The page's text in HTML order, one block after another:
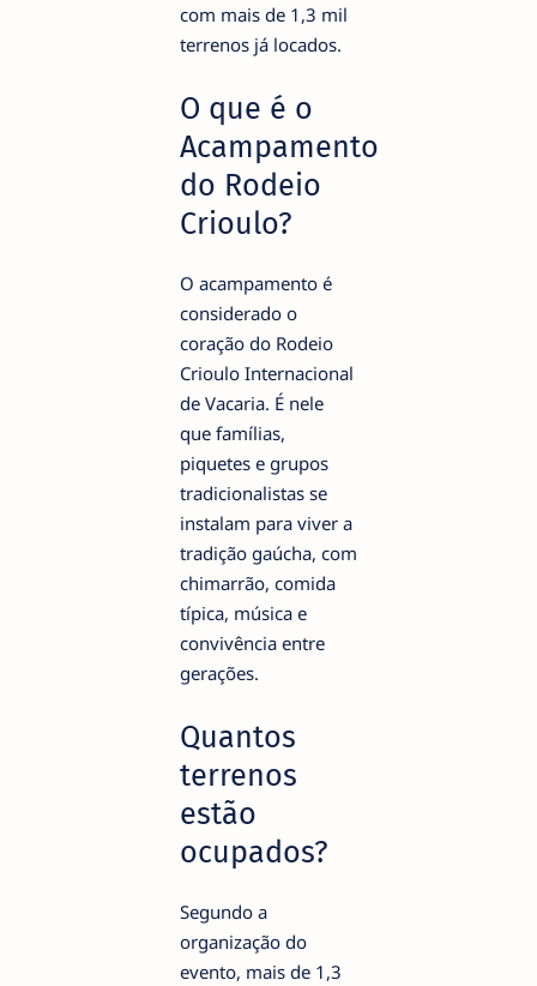
com mais de 1,3 mil
terrenos já locados.
O que é o
Acampamento
do Rodeio
Crioulo?
O acampamento é
considerado o
coração do Rodeio
Crioulo Internacional
de Vacaria. É nele
que famílias,
piquetes e grupos
tradicionalistas se
instalam para viver a
tradição gaúcha, com
chimarrão, comida
típica, música e
convivência entre
gerações.
Quantos
terrenos
estão
ocupados?
Segundo a
organização do
evento, mais de 1,3